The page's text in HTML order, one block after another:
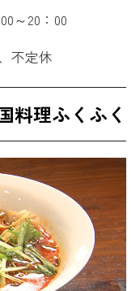
～20：00
不定休
料理ふくふく